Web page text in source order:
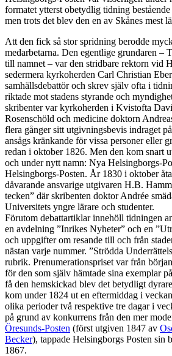
formatet ytterst obetydlig tidning
men trots det blev den en av Skånes mest
Att den fick så stor spridning berodde
medarbetarna. Den egentlige grundaren –
till namnet – var den stridbare rektorn vid
sedermera kyrkoherden Carl Christian
samhällsdebattör och skrev själv ofta i
riktade mot stadens styrande och
skribenter var kyrkoherden i Kvistofta
Rosenschöld och medicine doktorn
flera gånger sitt utgivningsbevis indraget
ansågs kränkande för vissa personer eller
redan i oktober 1826. Men den kom snart
och under nytt namn: Nya Helsingborgs-
Helsingborgs-Posten. År 1830 i oktober
dåvarande ansvarige utgivaren H.B.
tecken” där skribenten doktor Andrée
Universitets yngre lärare och studenter.
Förutom debattartiklar innehöll tidningen
en avdelning ”Inrikes Nyheter” och en
och uppgifter om resande till och från
nästan varje nummer. ”Strödda
rubrik. Prenumerationspriset var från
för den som själv hämtade sina exemplar
få den hemskickad blev det betydligt
kom under 1824 ut en eftermiddag i
olika perioder två respektive tre dagar i
på grund av konkurrens från den mer
Öresunds-Posten (först utgiven 1847 av
Becker), tappade Helsingborgs Posten sin
1867.